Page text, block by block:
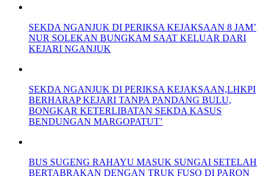
SEKDA NGANJUK DI PERIKSA KEJAKSAAN 8 JAM’
NUR SOLEKAN BUNGKAM SAAT KELUAR DARI
KEJARI NGANJUK
SEKDA NGANJUK DI PERIKSA KEJAKSAAN,LHKPI
BERHARAP KEJARI TANPA PANDANG BULU,
BONGKAR KETERLIBATAN SEKDA KASUS
BENDUNGAN MARGOPATUT’
BUS SUGENG RAHAYU MASUK SUNGAI SETELAH
BERTABRAKAN DENGAN TRUK FUSO DI PARON